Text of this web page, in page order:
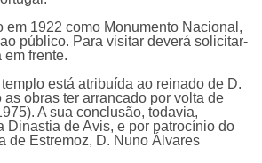
em 1922 como Monumento Nacional,
público. Para visitar deverá solicitar-
em frente.
está atribuída ao reinado de D.
as obras ter arrancado por volta de
A sua conclusão, todavia,
Dinastia de Avis, e por patrocínio do
de Estremoz, D. Nuno Álvares